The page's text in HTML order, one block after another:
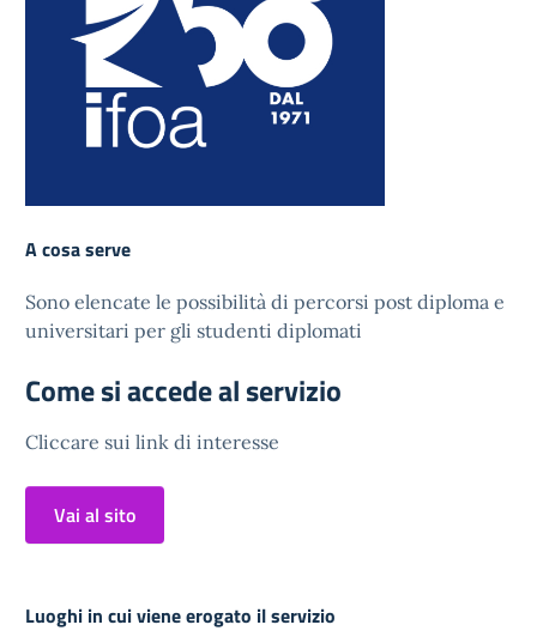
A cosa serve
Sono elencate le possibilità di percorsi post diploma e
universitari per gli studenti diplomati
Come si accede al servizio
Cliccare sui link di interesse
Vai al sito
Luoghi in cui viene erogato il servizio